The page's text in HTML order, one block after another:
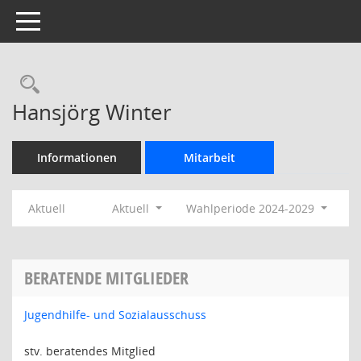
Toggle navigation
Rechercheauswahl
Hansjörg Winter
Informationen Mitarbeit
Aktuell Aktuell Wahlperiode 2024-2029
BERATENDE MITGLIEDER
Jugendhilfe- und Sozialausschuss
stv. beratendes Mitglied